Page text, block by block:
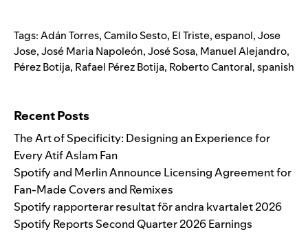
Tags:Adán Torres,Camilo Sesto, El Triste,espanol,Jose
Jose,José Maria Napoleón,José Sosa, Manuel Alejandro,
Pérez Botija, Rafael Pérez Botija, Roberto Cantoral,spanish
Recent Posts
The Art of Specificity: Designing an Experience for
Every Atif Aslam Fan
Spotify and Merlin Announce Licensing Agreement for
Fan-Made Covers and Remixes
Spotify rapporterar resultat för andra kvartalet 2026
Spotify Reports Second Quarter 2026 Earnings